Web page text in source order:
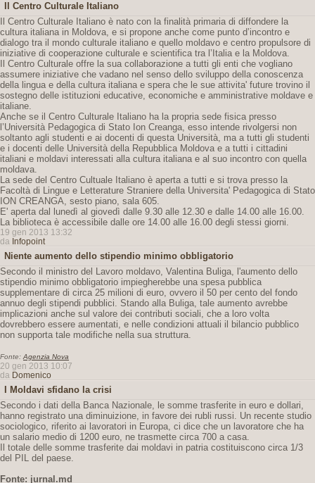
Il Centro Culturale Italiano
Il Centro Culturale Italiano è nato con la finalità primaria di diffondere la
cultura italiana in Moldova, e si propone anche come punto d’incontro e
dialogo tra il mondo culturale italiano e quello moldavo e centro propulsore di
iniziative di cooperazione culturale e scientifica tra l’Italia e la Moldova.
Il Centro Culturale offre la sua collaborazione a tutti gli enti che vogliano
assumere iniziative che vadano nel senso dello sviluppo della conoscenza
della lingua e della cultura italiana e spera che le sue attivita' future trovino il
sostegno delle istituzioni educative, economiche e amministrative moldave e
italiane.
Anche se il Centro Culturale Italiano ha la propria sede fisica presso
l’Università Pedagogica di Stato Ion Creanga, esso intende rivolgersi non
soltanto agli studenti e ai docenti di questa Università, ma a tutti gli studenti
e i docenti delle Università della Repubblica Moldova e a tutti i cittadini
italiani e moldavi interessati alla cultura italiana e al suo incontro con quella
moldava.
La sede del Centro Cultuale Italiano è aperta a tutti e si trova presso la
Facoltà di Lingue e Letterature Straniere della Universita' Pedagogica di Stato
ION CREANGA, sesto piano, sala 605.
E' aperta dal lunedì al giovedì dalle 9.30 alle 12.30 e dalle 14.00 alle 16.00.
La biblioteca è accessibile dalle ore 14.00 alle 16.00 degli stessi giorni.
19 gen 2013 13:32
da Infopoint
Niente aumento dello stipendio minimo obbligatorio
Secondo il ministro del Lavoro moldavo, Valentina Buliga, l'aumento dello
stipendio minimo obbligatorio impiegherebbe una spesa pubblica
supplementare di circa 25 milioni di euro, ovvero il 50 per cento del fondo
annuo degli stipendi pubblici. Stando alla Buliga, tale aumento avrebbe
implicazioni anche sul valore dei contributi sociali, che a loro volta
dovrebbero essere aumentati, e nelle condizioni attuali il bilancio pubblico
non supporta tale modifiche nella sua struttura.
Fonte: Agenzia Nova
20 gen 2013 10:07
da Domenico
I Moldavi sfidano la crisi
Secondo i dati della Banca Nazionale, le somme trasferite in euro e dollari,
hanno registrato una diminuizione, in favore dei rubli russi. Un recente studio
sociologico, riferito ai lavoratori in Europa, ci dice che un lavoratore che ha
un salario medio di 1200 euro, ne trasmette circa 700 a casa.
Il totale delle somme trasferite dai moldavi in patria costituiscono circa 1/3
del PIL del paese.
Fonte: jurnal.md